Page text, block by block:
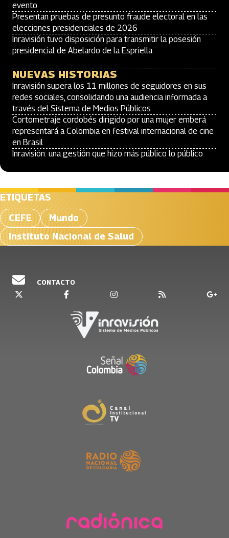
evento
Presentan pruebas de presunto fraude electoral en las
elecciones presidenciales de 2026
Inravisión tuvo disposición para transmitir la posesión
presidencial de Abelardo de la Espriella
NUEVAS HISTORIAS
Inravisión supera los 11 millones de seguidores en sus
redes sociales, consolidando una audiencia informada a
través del Sistema de Medios Públicos
Cortometraje cordobés dirigido por una mujer emberá
representará a Colombia en festival internacional de cine
en Brasil
Inravisión: una gestión que hizo más público lo público
ETIQUETAS
CEFE
Mundo
Instituto Nacional de Salud
CONTACTO